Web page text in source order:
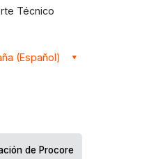
Técnico
(Español)
de Procore